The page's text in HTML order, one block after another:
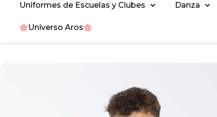
Uniformes de Escuelas y Clubes Danza
Universo Aros